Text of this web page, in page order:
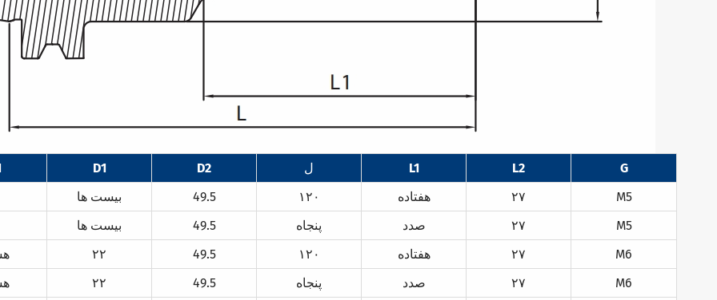
D1 D2 ل L1 L2
G
بيست ها
49.5 ۱۲۰ هفتاده ۲۷
M5
بيست ها
49.5 پنجاه صدد ۲۷
M5
۲۲ 49.5 ۱۲۰ هفتاده ۲۷
M6
۲۲ 49.5 پنجاه صدد ۲۷
M6